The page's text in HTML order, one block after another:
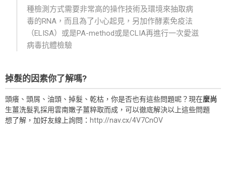
種檢測方式需要非常高的操作技術及環境來抽取病
毒的RNA，而且為了小心起見，另加作酵素免疫法
（ELISA）或是PA-method或是CLIA再進行一次愛滋
病毒抗體檢驗
掉髮的因素你了解嗎?
頭癢、頭屑、油頭、掉髮、乾枯，你是否也有這些問題呢？現在麼尚
生薑洗髮乳採用雲南嫩子薑粹取而成，可以徹底解決以上這些問題
想了解，加好友線上詢問： http://nav.cx/4V7CnOV